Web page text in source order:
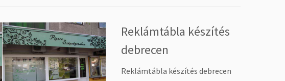
Reklámtábla készítés
debrecen
Reklámtábla készítés debrecen